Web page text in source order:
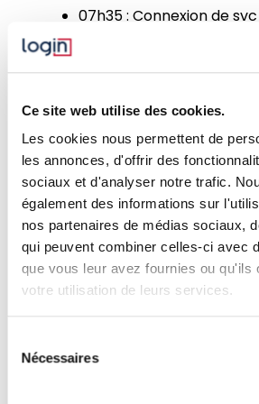
Ce site web utilise des cookies.
Les cookies nous permettent de
les annonces, d'offrir des
sociaux et d'analyser notre trafic.
également des informations sur
nos partenaires de médias sociaux,
qui peuvent combiner celles-ci avec
que vous leur avez fournies ou qu'ils
votre utilisation de leurs services.
Nécessaires
07h35 : Connexion de
07h49 : Dump SAM sur
l’utilisateur svc_varonis
07h49 : Détection
tentative de
compte svc_varonis
09h10 : Début de la
incident
09h20 : Coupure du lien